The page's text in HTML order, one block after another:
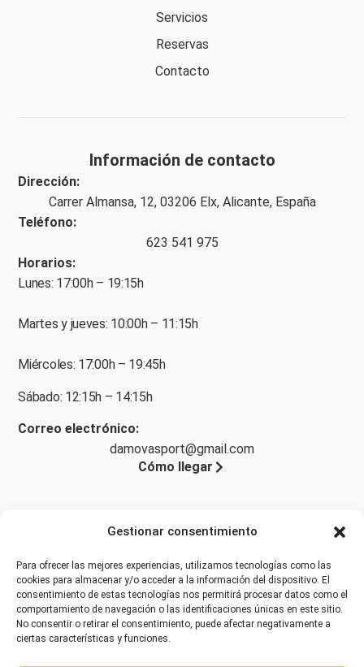
Gestionar consentimiento
Para ofrecer las mejores experiencias, utilizamos tecnologías como las
cookies para almacenar y/o acceder a la información del dispositivo. El
consentimiento de estas tecnologías nos permitirá procesar datos como el
comportamiento de navegación o las identificaciones únicas en este sitio.
No consentir o retirar el consentimiento, puede afectar negativamente a
ciertas características y funciones.
Servicios
Reservas
Contacto
Información de contacto
Dirección:
Carrer Almansa, 12, 03206 Elx, Alicante, España
Teléfono:
623 541 975
Horarios:
Lunes: 17:00h – 19:15h
Martes y jueves: 10:00h – 11:15h
Miércoles: 17:00h – 19:45h
Sábado: 12:15h – 14:15h
Correo electrónico:
damovasport@gmail.com
Cómo llegar
Aviso legal
Política de privacidad
Accesibilidad